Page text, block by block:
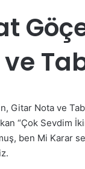
Gitar Nota ve
“Çok Sevdim
ben Mi Karar